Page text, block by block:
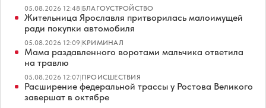
05.08.2026 12:48|БЛАГОУСТРОЙСТВО
Жительница Ярославля притворилась малоимущей
ради покупки автомобиля
05.08.2026 12:09|КРИМИНАЛ
Мама раздавленного воротами мальчика ответила
на травлю
05.08.2026 12:07|ПРОИСШЕСТВИЯ
Расширение федеральной трассы у Ростова Великого
завершат в октябре